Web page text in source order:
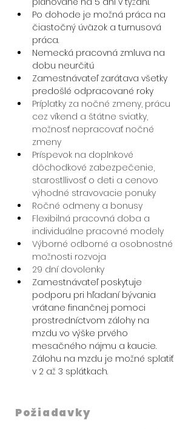
Po dohode je možná práca na
čiastočný úväzok a turnusová
práca.
Nemecká pracovná zmluva na
dobu neurčitú
Zamestnávateľ zarátava všetky
predošlé odpracované roky
Príplatky za nočné zmeny, prácu
cez víkend a štátne sviatky,
možnosť nepracovať nočné
zmeny
Príspevok na doplnkové
dôchodkové zabezpečenie,
starostllivosť o deti a cenovo
výhodné stravovacie ponuky
Ročné odmeny a bonusy
Flexibilná pracovná doba a
individuálne pracovné modely
Výborné odborné a osobnostné
možnosti rozvoja
29 dní dovolenky
Zamestnávateľ poskytuje
podporu pri hľadaní bývania
vrátane finančnej pomoci
prostredníctvom zálohy na
mzdu vo výške prvého
mesačného nájmu a kaucie.
Zálohu na mzdu je možné splatiť
v 2 až 3 splátkach.
Požiadavky